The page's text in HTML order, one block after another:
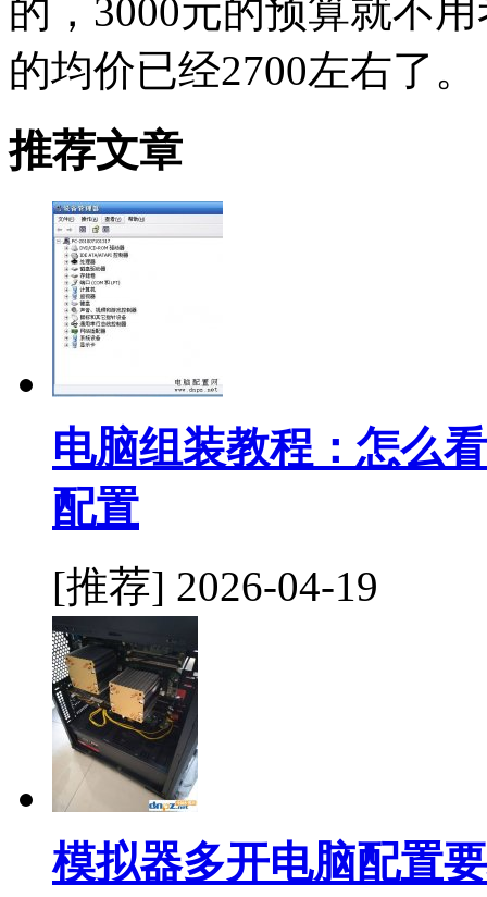
的，3000元的预算就不
的均价已经2700左右了。
推荐文章
电脑组装教程：怎么
配置
[推荐] 2026-04-19
模拟器多开电脑配置